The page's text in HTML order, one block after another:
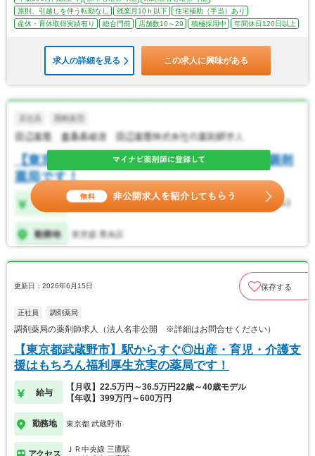
原則、引越しを伴う転勤なし
残業月10ｈ以下
住宅補助（手当）あり
産休・育休取得実績有り
総合門前 店舗数10～29 積極採用中 年間休日120日以上
求人の詳細を見る この求人に興味がある
更新日：2026年6月15日 保存する
正社員 調剤薬局
調剤薬局の薬剤師求人（法人名非公開 ※詳細はお問合せください）
【東京都武蔵野市】駅からすぐ◎出産・育児・介護支
援はもちろん福利厚生充実の薬局です！
給与
【月収】22.5万円～36.5万円22歳～40歳モデル
【年収】399万円～600万円
勤務地 東京都 武蔵野市
アクセス
ＪＲ中央線 三鷹駅